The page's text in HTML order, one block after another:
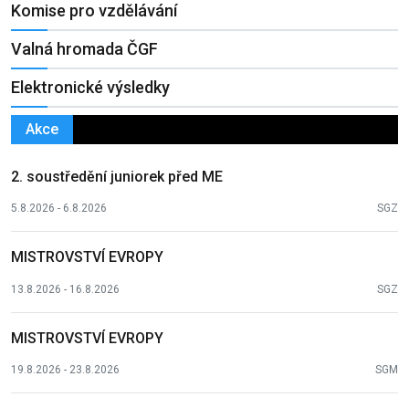
Komise pro vzdělávání
Valná hromada ČGF
Elektronické výsledky
Akce
2. soustředění juniorek před ME
5.8.2026 - 6.8.2026 SGZ
MISTROVSTVÍ EVROPY
13.8.2026 - 16.8.2026 SGZ
MISTROVSTVÍ EVROPY
19.8.2026 - 23.8.2026 SGM